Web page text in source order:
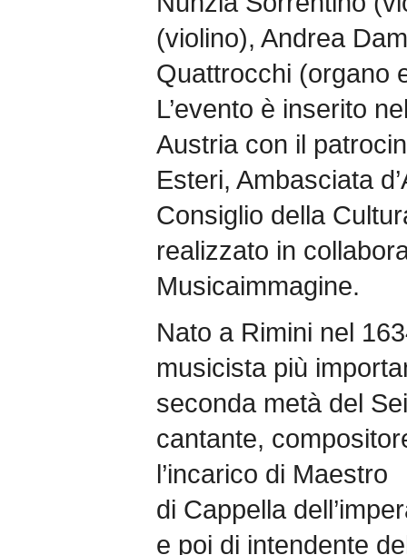
(violino), Andrea
Quattrocchi (organo
L’evento è inserito
Austria con il
Esteri, Ambasciata
Consiglio della
realizzato in
Musicaimmagine.
Nato a Rimini nel
musicista più
seconda metà del
cantante,
l’incarico di Maestro
di Cappella
e poi di intendente